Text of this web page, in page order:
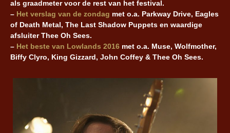
als graadmeter voor de rest van het festival.
– Het verslag van de zondag met o.a. Parkway Drive, Eagles
of Death Metal, The Last Shadow Puppets en waardige
afsluiter Thee Oh Sees.
– Het beste van Lowlands 2016 met o.a. Muse, Wolfmother,
Biffy Clyro, King Gizzard, John Coffey & Thee Oh Sees.